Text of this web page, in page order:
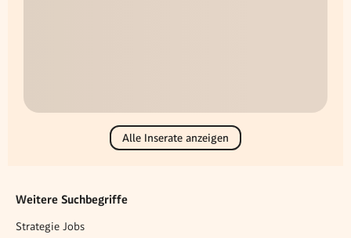
Alle Inserate anzeigen
Weitere Suchbegriffe
Strategie Jobs